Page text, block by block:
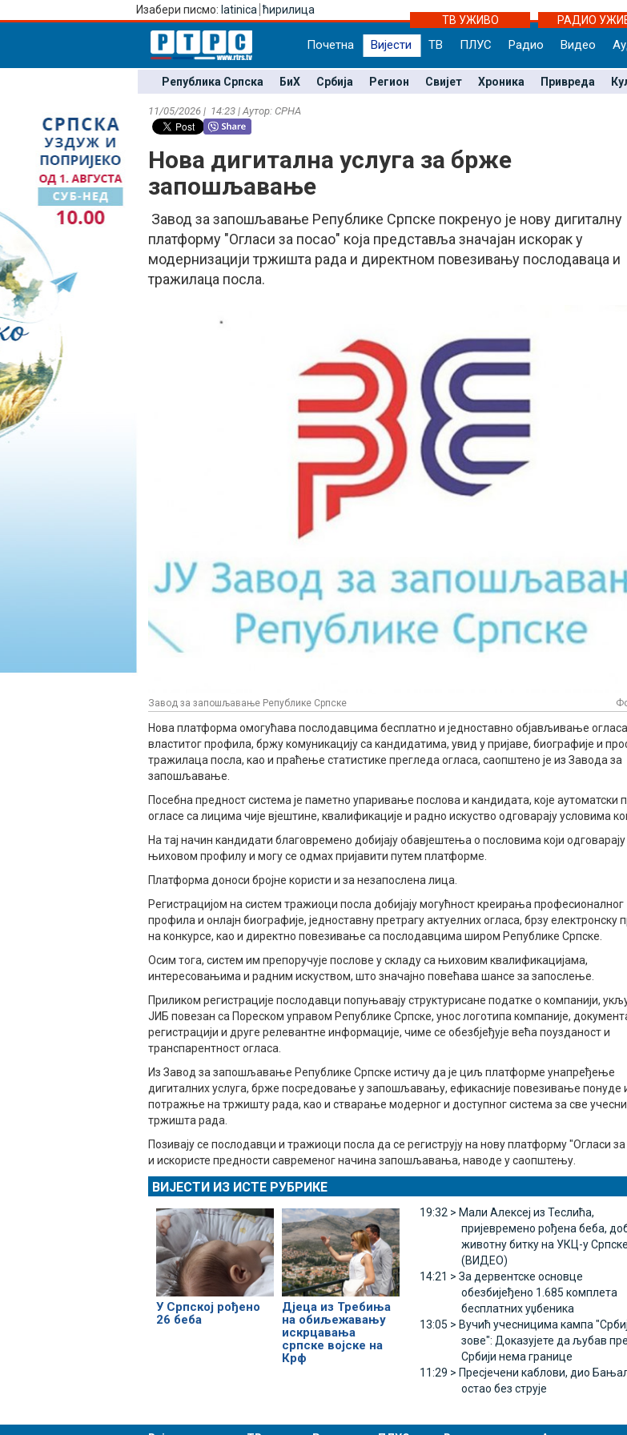
Изабери писмо: latinica ћирилица
ТВ УЖИВО
РАДИО
Почетна Вијести ТВ ПЛУС Радио Видео
Република Српска БиХ Србија Регион Свијет Хроника Привреда
11/05/2026 | 14:23 | Аутор: СРНА
Нова дигитална услуга за брже
запошљавање
Завод за запошљавање Републике Српске покренуо је нову дигиталну
платформу "Огласи за посао" која представља значајан искорак у
модернизацији тржишта рада и директном повезивању послодаваца и
тражилаца посла.
Завод за запошљавање Републике Српске
Нова платформа омогућава послодавцима бесплатно и једноставно објављивање
властитог профила, бржу комуникацију са кандидатима, увид у пријаве, биографије и
тражилаца посла, као и праћење статистике прегледа огласа, саопштено је из Завода за
запошљавање.
Посебна предност система је паметно упаривање послова и кандидата, које аутоматски
огласе са лицима чије вјештине, квалификације и радно искуство одговарају условима
На тај начин кандидати благовремено добијају обавјештења о пословима који одговарају
њиховом профилу и могу се одмах пријавити путем платформе.
Платформа доноси бројне користи и за незапослена лица.
Регистрацијом на систем тражиоци посла добијају могућност креирања професионалног
профила и онлајн биографије, једноставну претрагу актуелних огласа, брзу електронску
на конкурсе, као и директно повезивање са послодавцима широм Републике Српске.
Осим тога, систем им препоручује послове у складу са њиховим квалификацијама,
интересовањима и радним искуством, што значајно повећава шансе за запослење.
Приликом регистрације послодавци попуњавају структурисане податке о компанији,
ЈИБ повезан са Пореском управом Републике Српске, унос логотипа компаније,
регистрацији и друге релевантне информације, чиме се обезбјеђује већа поузданост и
транспарентност огласа.
Из Завод за запошљавање Републике Српске истичу да је циљ платформе унапређење
дигиталних услуга, брже посредовање у запошљавању, ефикасније повезивање понуде
потражње на тржишту рада, као и стварање модерног и доступног система за све
тржишта рада.
Позивају се послодавци и тражиоци посла да се региструју на нову платформу "Огласи
и искористе предности савременог начина запошљавања, наводе у саопштењу.
ВИЈЕСТИ ИЗ ИСТЕ РУБРИКЕ
У Српској рођено
26 беба
Дјеца из Требиња
на обиљежавању
искрцавања
српске војске на
Крф
19:32 > Мали Алексеј из Теслића,
пријевремено рођена беба,
животну битку на УКЦ-у Српске
(ВИДЕО)
14:21 > За дервентске основце
обезбијеђено 1.685 комплета
бесплатних уџбеника
13:05 > Вучић учесницима кампа
зове": Доказујете да љубав
Србији нема границе
11:29 > Пресјечени каблови, дио
остао без струје